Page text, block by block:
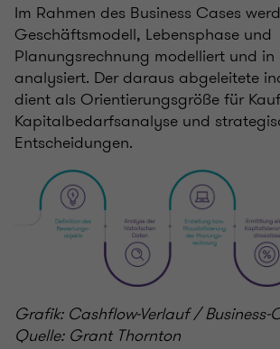
Im Rahmen des Business Cases
Geschäftsmodell, Lebensphase und
Planungsrechnung modelliert und in
analysiert. Der daraus abgeleitete
dient als Orientierungsgröße für
Kapitalbedarfsanalyse und
Entscheidungen.
Grafik: Cashflow-Verlauf / Business-
Quelle: Grant Thornton